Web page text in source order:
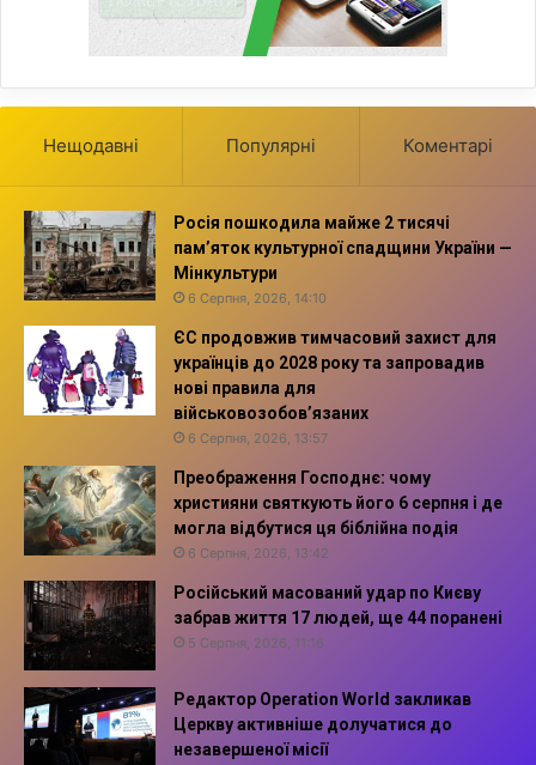
Нещодавні Популярні Коментарі
Росія пошкодила майже 2 тисячі
пам’яток культурної спадщини України —
Мінкультури
6 Серпня, 2026, 14:10
ЄС продовжив тимчасовий захист для
українців до 2028 року та запровадив
нові правила для
військовозобов’язаних
6 Серпня, 2026, 13:57
Преображення Господнє: чому
християни святкують його 6 серпня і де
могла відбутися ця біблійна подія
6 Серпня, 2026, 13:42
Російський масований удар по Києву
забрав життя 17 людей, ще 44 поранені
5 Серпня, 2026, 11:16
Редактор Operation World закликав
Церкву активніше долучатися до
незавершеної місії